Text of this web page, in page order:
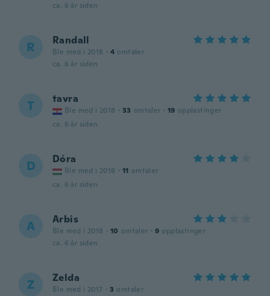
ca. 6 år siden
R Randall
Ble med i 2018 · 4 omtaler
ca. 6 år siden
T tavra
Ble med i 2018 · 33 omtaler · 19 opplastinger
ca. 6 år siden
D Dóra
Ble med i 2018 · 11 omtaler
ca. 6 år siden
A Arbis
Ble med i 2018 · 10 omtaler · 9 opplastinger
ca. 6 år siden
Z Zelda
Ble med i 2017 · 3 omtaler